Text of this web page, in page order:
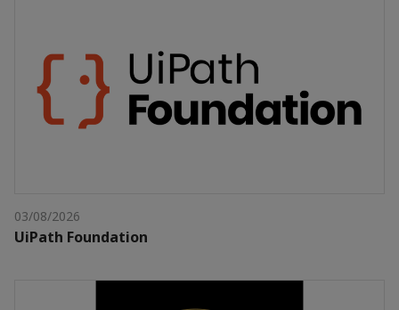
03/08/2026
UiPath Foundation